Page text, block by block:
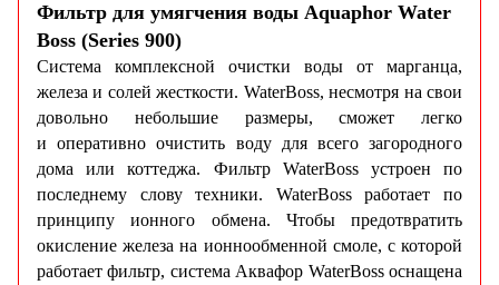
Фильтр для умягчения воды Aquaphor Water
Boss (Series 900)
Система комплексной очистки воды от марганца,
железа и солей жесткости. WaterBoss, несмотря на свои
довольно небольшие размеры, сможет легко
и оперативно очистить воду для всего загородного
дома или коттеджа. Фильтр WaterBoss устроен по
последнему слову техники. WaterBoss работает по
принципу ионного обмена. Чтобы предотвратить
окисление железа на ионнообменной смоле, с которой
работает фильтр, система Аквафор WaterBoss оснащена